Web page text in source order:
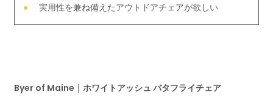
実用性を兼ね備えたアウトドアチェアが欲しい
Byer of Maine｜ホワイトアッシュ バタフライチェア